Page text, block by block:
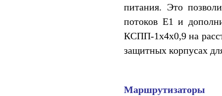
питания. Это
потоков E1 и
КСПП-1x4x0,9 на
защитных корпусах
Маршрутизаторы